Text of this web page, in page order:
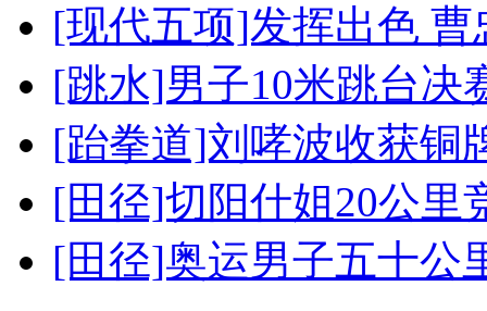
[现代五项]发挥出色
[跳水]男子10米跳台决
[跆拳道]刘哮波收获铜
[田径]切阳什姐20公里
[田径]奥运男子五十公